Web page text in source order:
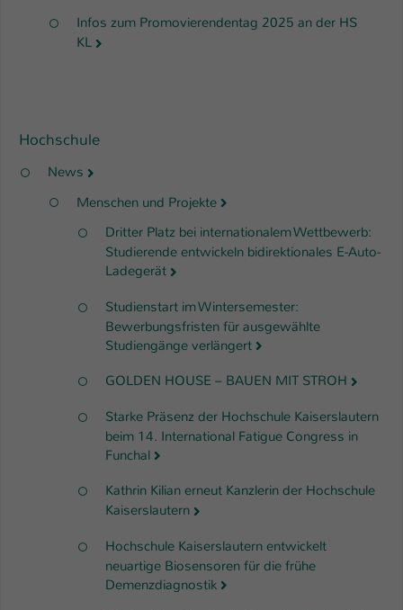
Infos zum Promovierendentag 2025 an der HS
KL
Hochschule
News
Menschen und Projekte
Dritter Platz bei internationalem Wettbewerb:
Studierende entwickeln bidirektionales E-Auto-
Ladegerät
Studienstart im Wintersemester:
Bewerbungsfristen für ausgewählte
Studiengänge verlängert
GOLDEN HOUSE – BAUEN MIT STROH
Starke Präsenz der Hochschule Kaiserslautern
beim 14. International Fatigue Congress in
Funchal
Kathrin Kilian erneut Kanzlerin der Hochschule
Kaiserslautern
Hochschule Kaiserslautern entwickelt
neuartige Biosensoren für die frühe
Demenzdiagnostik